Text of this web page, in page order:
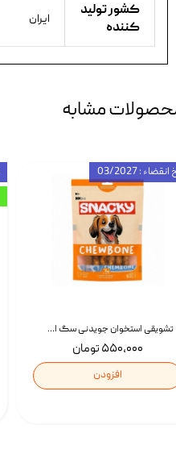
کشور تولید
کننده
ایران
مشابه
تشویقی استخوان جویدنی سگ اسنکی کرانچی با طعم مرغ Snacky Crunchy Munchy وزن 100 گرم
۵۵۰,۰۰۰ تومان
افزودن
: 03/2027